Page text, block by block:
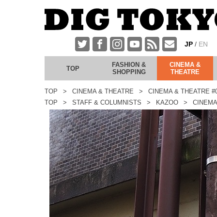
JP EN
TOP
FASHION &
SHOPPING
CINEMA &
THEATRE
メ
イ
ン・
コ
ン
テ
ン
ツ
TOP CINEMA & THEATRE
CINEMA & THEATRE
TOP
STAFF & COLUMNISTS KAZOO